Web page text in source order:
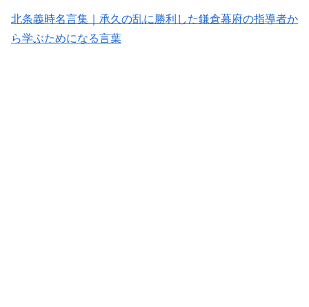
北条義時名言集｜承久の乱に勝利した鎌倉幕府の指導者か
ら学ぶためになる言葉